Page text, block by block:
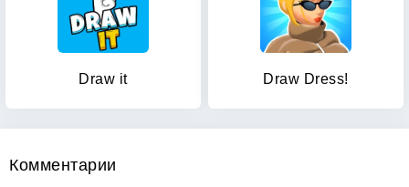
Draw it Draw Dress!
Комментарии